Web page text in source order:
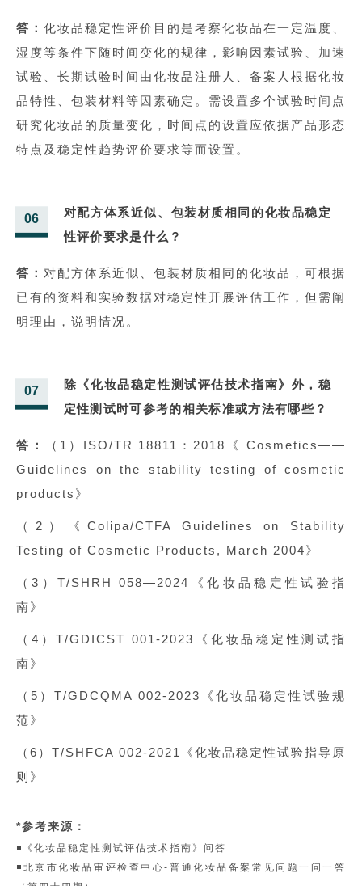
答： 化妆品稳定性评价目的是考察化妆品在一定温度、
湿度等条件下随时间变化的规律，影响因素试验、加速
试验、长期试验时间由化妆品注册人、备案人根据化妆
品特性、包装材料等因素确定。需设置多个试验时间点
研究化妆品的质量变化，时间点的设置应依据产品形态
特点及稳定性趋势评价要求等而设置。
06 对配方体系近似、包装材质相同的化妆品稳定
性评价要求是什么？
答： 对配方体系近似、包装材质相同的化妆品，可根据
已有的资料和实验数据对稳定性开展评估工作，但需阐
明理由，说明情况。
07 除《化妆品稳定性测试评估技术指南》外，稳
定性测试时可参考的相关标准或方法有哪些？
答：
（1）ISO/TR 18811：2018《 Cosmetics——
Guidelines on the stability testing of cosmetic
products》
（2）《Colipa/CTFA Guidelines on Stability
Testing of Cosmetic Products, March 2004》
（3）T/SHRH 058—2024《化妆品稳定性试验指
南》
（4）T/GDICST 001-2023《化妆品稳定性测试指
南》
（5）T/GDCQMA 002-2023《化妆品稳定性试验规
范》
（6）T/SHFCA 002-2021《化妆品稳定性试验指导原
则》
*参考来源：
◾《化妆品稳定性测试评估技术指南》问答
◾北京市化妆品审评检查中心-普通化妆品备案常见问题一问一答